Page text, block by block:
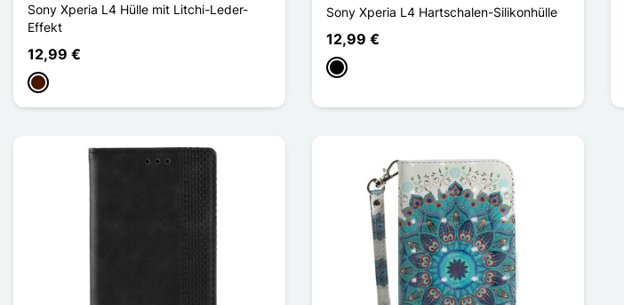
Sony Xperia L4 Hülle mit Litchi-Leder-
Effekt
12,99 €
Dunkelbraun
Sony Xperia L4 Hartschalen-Silikonhülle
12,99 €
Schwarz